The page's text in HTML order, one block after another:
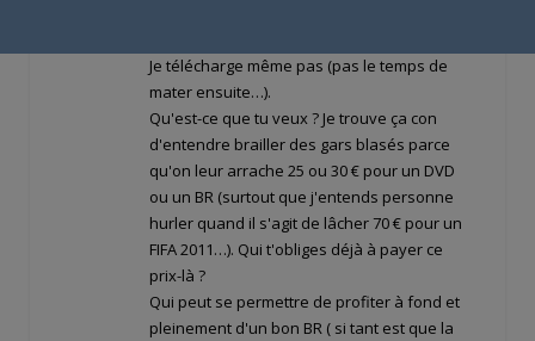
Je télécharge même pas (pas le temps de
mater ensuite…).
Qu'est-ce que tu veux ? Je trouve ça con
d'entendre brailler des gars blasés parce
qu'on leur arrache 25 ou 30 € pour un DVD
ou un BR (surtout que j'entends personne
hurler quand il s'agit de lâcher 70 € pour un
FIFA 2011…). Qui t'obliges déjà à payer ce
prix-là ?
Qui peut se permettre de profiter à fond et
pleinement d'un bon BR ( si tant est que la